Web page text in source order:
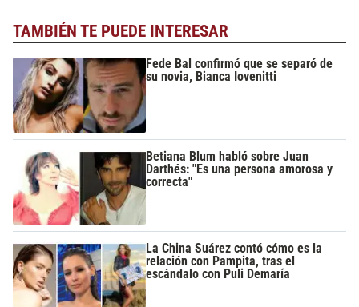
TAMBIÉN TE PUEDE INTERESAR
Fede Bal confirmó que se separó de
su novia, Bianca Iovenitti
Betiana Blum habló sobre Juan
Darthés: "Es una persona amorosa y
correcta"
La China Suárez contó cómo es la
relación con Pampita, tras el
escándalo con Puli Demaría